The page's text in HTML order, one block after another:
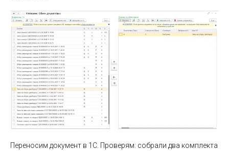
Переносим документ в 1С. Проверям: собрали два комплекта